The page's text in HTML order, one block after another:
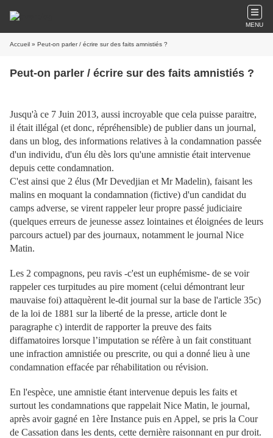
MENU
Accueil » Peut-on parler / écrire sur des faits amnistiés ?
Peut-on parler / écrire sur des faits amnistiés ?
Jusqu'à ce 7 Juin 2013, aussi incroyable que cela puisse paraitre,
il était illégal (et donc, répréhensible) de publier dans un journal,
dans un blog, des informations relatives à la condamnation passée
d'un individu, d'un élu dès lors qu'une amnistie était intervenue
depuis cette condamnation.
C'est ainsi que 2 élus (Mr Devedjian et Mr Madelin), faisant les
malins en moquant la condamnation (fictive) d'un candidat du
camps adverse, se virent rappeler leur propre passé judiciaire
(quelques erreurs de jeunesse assez lointaines et éloignées de leurs
parcours actuel) par des journaux, notamment le journal Nice
Matin.
Les 2 compagnons, peu ravis -c'est un euphémisme- de se voir
rappeler ces turpitudes au pire moment (celui démontrant leur
mauvaise foi) attaquèrent le-dit journal sur la base de l'article 35c)
de la loi de 1881 sur la liberté de la presse, article dont le
paragraphe c) interdit de rapporter la preuve des faits
diffamatoires lorsque l’imputation se réfère à un fait constituant
une infraction amnistiée ou prescrite, ou qui a donné lieu à une
condamnation effacée par réhabilitation ou révision.
En l'espèce, une amnistie étant intervenue depuis les faits et
surtout les condamnations que rappelait Nice Matin, le journal,
après avoir gagné en 1ère Instance puis en Appel, se pris la Cour
de Cassation dans les dents, cette dernière raisonnant en pur droit.